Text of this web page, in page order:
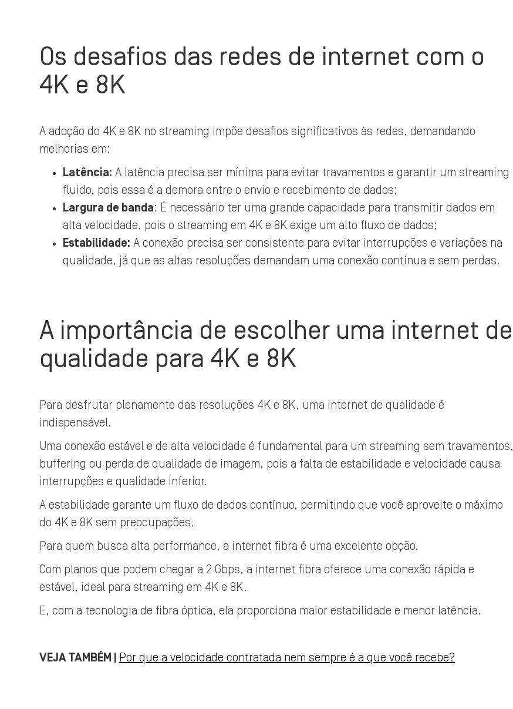
Os desafios das redes de internet com o
4K e 8K
A adoção do 4K e 8K no streaming impõe desafios significativos às redes, demandando
melhorias em:
Latência: A latência precisa ser mínima para evitar travamentos e garantir um streaming
fluido, pois essa é a demora entre o envio e recebimento de dados;
Largura de banda: É necessário ter uma grande capacidade para transmitir dados em
alta velocidade, pois o streaming em 4K e 8K exige um alto fluxo de dados;
Estabilidade: A conexão precisa ser consistente para evitar interrupções e variações na
qualidade, já que as altas resoluções demandam uma conexão contínua e sem perdas.
A importância de escolher uma internet de
qualidade para 4K e 8K
Para desfrutar plenamente das resoluções 4K e 8K, uma internet de qualidade é
indispensável.
Uma conexão estável e de alta velocidade é fundamental para um streaming sem travamentos,
buffering ou perda de qualidade de imagem, pois a falta de estabilidade e velocidade causa
interrupções e qualidade inferior.
A estabilidade garante um fluxo de dados contínuo, permitindo que você aproveite o máximo
do 4K e 8K sem preocupações.
Para quem busca alta performance, a internet fibra é uma excelente opção.
Com planos que podem chegar a 2 Gbps, a internet fibra oferece uma conexão rápida e
estável, ideal para streaming em 4K e 8K.
E, com a tecnologia de fibra óptica, ela proporciona maior estabilidade e menor latência.
VEJA TAMBÉM | Por que a velocidade contratada nem sempre é a que você recebe?